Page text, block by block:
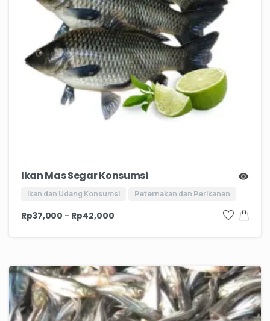
Ikan Mas Segar Konsumsi
Ikan dan Udang Konsumsi Peternakan dan Perikanan
Rp37,000 – Rp42,000